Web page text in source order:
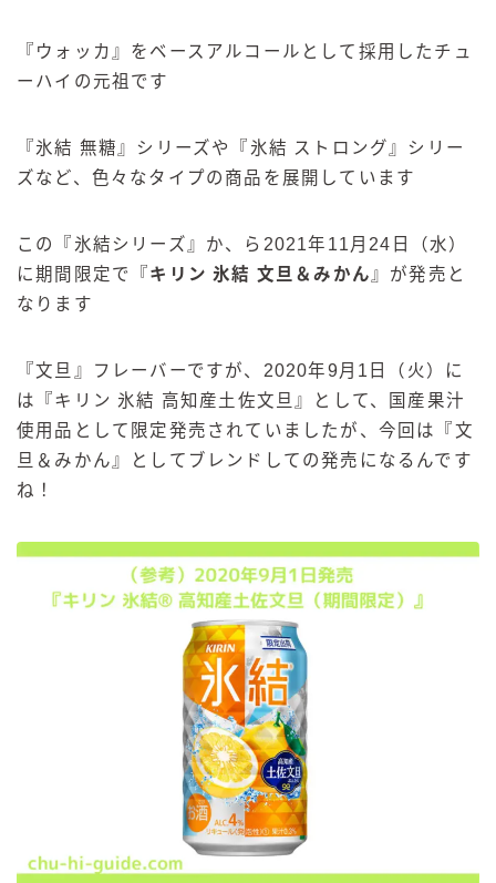
『ウォッカ』をベースアルコールとして採用したチュ
ーハイの元祖です
『氷結 無糖』シリーズや『氷結 ストロング』シリー
ズなど、色々なタイプの商品を展開しています
この『氷結シリーズ』か、ら2021年11月24日（水）
に期間限定で『キリン 氷結 文旦＆みかん 』が発売と
なります
『文旦』フレーバーですが、2020年9月1日（火）に
は『キリン 氷結 高知産土佐文旦』として、国産果汁
使用品として限定発売されていましたが、今回は『文
旦＆みかん』としてブレンドしての発売になるんです
ね！